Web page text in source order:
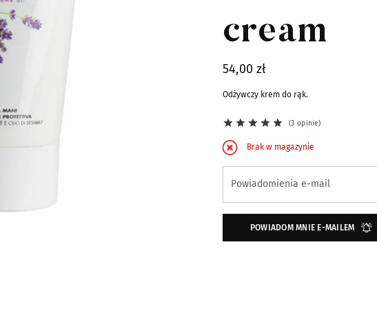
cream
54,00 zł
Odżywczy krem do rąk.
3 opinie
Brak w magazynie
Zapisz się na powiadomienie o
Powiadomienia e-mail
POWIADOM MNIE E-MAILEM